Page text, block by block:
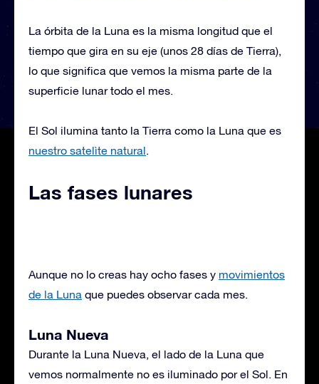
La órbita de la Luna es la misma longitud que el
tiempo que gira en su eje (unos 28 días de Tierra),
lo que significa que vemos la misma parte de la
superficie lunar todo el mes.
El Sol ilumina tanto la Tierra como la Luna que es
nuestro satelìte natural.
Las fases lunares
Aunque no lo creas hay ocho fases y movimientos
de la Luna que puedes observar cada mes.
Luna Nueva
Durante la Luna Nueva, el lado de la Luna que
vemos normalmente no es iluminado por el Sol. En